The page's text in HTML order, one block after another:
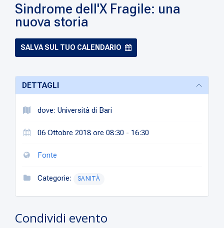
Sindrome dell'X Fragile: una
nuova storia
SALVA SUL TUO CALENDARIO
DETTAGLI
dove: Università di Bari
06 Ottobre 2018 ore 08:30 - 16:30
Fonte
Categorie: SANITÀ
Condividi evento